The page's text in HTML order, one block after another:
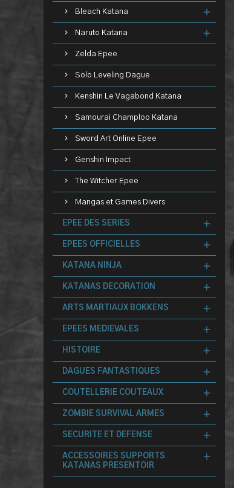
Bleach Katana
Naruto Katana
Zelda Epee
Solo Leveling Dague
Kenshin Le Vagabond Katana
Samourai Champloo Katana
Sword Art Online Epee
Genshin Impact
The Witcher Epee
Mangas et Games Divers
EPEE DES SERIES
EPEES OFFICIELLES
KATANA NINJA
KATANAS DECORATION
ARTS MARTIAUX BOKKENS
EPEES MEDIEVALES
HISTOIRE
DAGUES FANTASTIQUES
COUTELLERIE COUTEAUX
ZOMBIE SURVIVAL ARMES
SECURITE ET DEFENSE
ACCESSOIRES SUPPORTS
KATANAS PRESENTOIR